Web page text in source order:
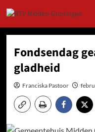
naar
de
inhoud
Fondsendag
gladheid
Franciska Pastoor